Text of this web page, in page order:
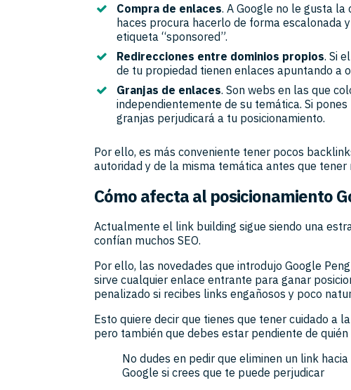
Compra de enlaces. A Google no le gusta
haces procura hacerlo de forma escalonada
etiqueta “sponsored”.
Redirecciones entre dominios propios. Si
de tu propiedad tienen enlaces apuntando a
Granjas de enlaces. Son webs en las que
independientemente de su temática. Si
granjas perjudicará a tu posicionamiento.
Por ello, es más conveniente tener pocos
autoridad y de la misma temática antes que tener
Cómo afecta al posicionamiento
Actualmente el link building sigue siendo una
confían muchos SEO.
Por ello, las novedades que introdujo Google
sirve cualquier enlace entrante para ganar
penalizado si recibes links engañosos y poco
Esto quiere decir que tienes que tener cuidado a
pero también que debes estar pendiente de quién
No dudes en pedir que eliminen un link
Google si crees que te puede perjudicar